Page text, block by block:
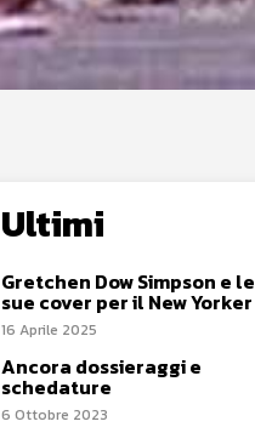
Ultimi
Gretchen Dow Simpson e le
sue cover per il New Yorker
16 Aprile 2025
Ancora dossieraggi e
schedature
6 Ottobre 2023